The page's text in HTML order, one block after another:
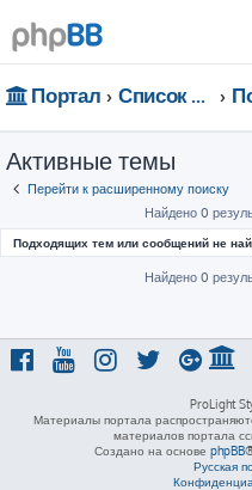
Портал Список форумов
Активные темы
Перейти к расширенному поиску
Найдено 0
Подходящих тем или сообщений не
Найдено 0
ProLight
Материалы портала
материалов портала
Создано на основе phpBB
Русская